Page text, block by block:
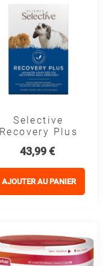
Selective
Recovery Plus
Prix
43,99 €
AJOUTER AU PANIER